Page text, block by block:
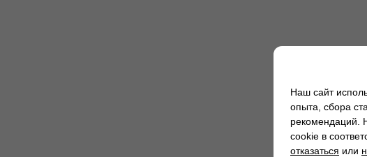
Наш сайт
опыта, сбора
рекомендаций.
cookie в
отказаться или